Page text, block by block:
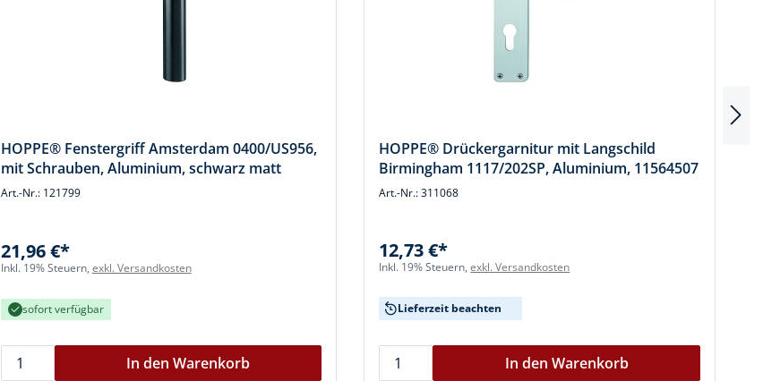
HOPPE® Fenstergriff Amsterdam 0400/US956,
mit Schrauben, Aluminium, schwarz matt
Art.-Nr.: 121799
21,96 €*
Inkl. 19% Steuern, exkl. Versandkosten
sofort verfügbar
In den Warenkorb
HOPPE® Drückergarnitur mit Langschild
Birmingham 1117/202SP, Aluminium, 11564507
Art.-Nr.: 311068
12,73 €*
Inkl. 19% Steuern,exkl. Versandkosten
Lieferzeit beachten
In den Warenkorb